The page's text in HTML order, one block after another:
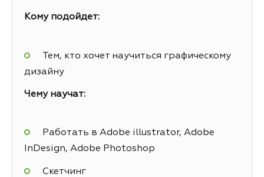
Кому подойдет:
Тем, кто хочет научиться графическому
дизайну
Чему научат:
Работать в Adobe illustrator, Adobe
InDesign, Adobe Photoshop
Скетчинг